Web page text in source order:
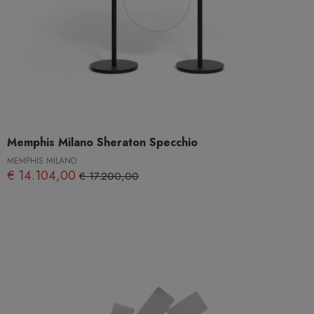
Memphis Milano Sheraton Specchio
MEMPHIS MILANO
€ 14.104,00 € 17.200,00